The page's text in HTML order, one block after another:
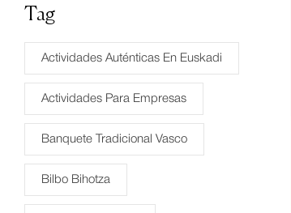
Tag
Actividades Auténticas En Euskadi
Actividades Para Empresas
Banquete Tradicional Vasco
Bilbo Bihotza